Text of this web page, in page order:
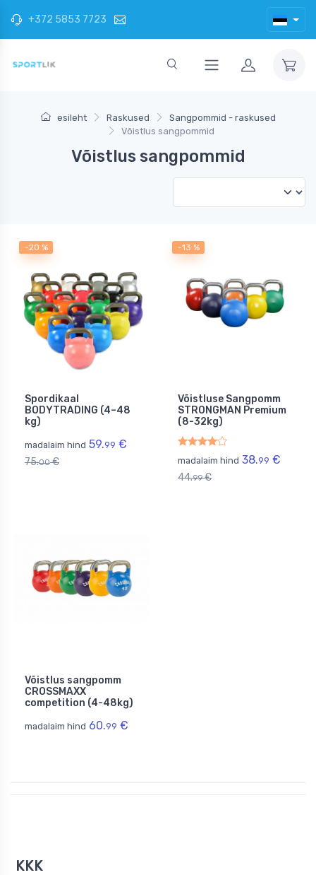
+372 5853 7723
esileht Raskused
Sangpommid - raskused
Võistlus sangpommid
Võistlus sangpommid
-20 %
Spordikaal
BODYTRADING (4–48
kg)
madalaim hind 59.99 €
75.00€
-13 %
Võistluse Sangpomm
STRONGMAN Premium
(8-32kg)
madalaim hind 38.99 €
44.99€
Võistlus sangpomm
CROSSMAXX
competition (4-48kg)
madalaim hind 60.99 €
KKK